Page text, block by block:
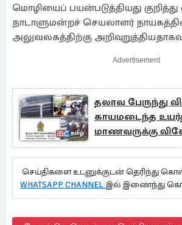
மொழியைப் பயன்படுத்தியது குறித்து
நாடாளுமன்றச் செயலாளர்
அலுவலகத்திற்கு
Advertisement
தலாவ பேருந்து
காயமடைந்த
மாணவருக்கு
செய்திகளை உடனுக்குடன் தெரிந்து
WHATSAPP CHANNEL இல் இணைந்து